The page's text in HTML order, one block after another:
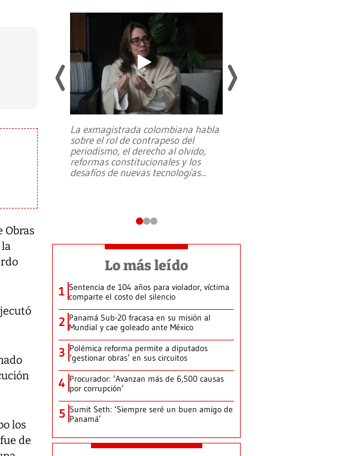
Obras
los
de
una
La exmagistrada colombiana habla
sobre el rol de contrapeso del
periodismo, el derecho al olvido,
reformas constitucionales y los
desafíos de nuevas tecnologías...
Lo más leído
1 Sentencia de 104 años para violador, víctima
comparte el costo del silencio
2 Panamá Sub-20 fracasa en su misión al
Mundial y cae goleado ante México
3 Polémica reforma permite a diputados
‘gestionar obras’ en sus circuitos
4 Procurador: ‘Avanzan más de 6,500 causas
por corrupción’
5 Sumit Seth: ‘Siempre seré un buen amigo de
Panamá’